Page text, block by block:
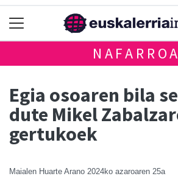
NAFARROA
Egia osoaren bila
dute Mikel
gertukoek
Maialen Huarte Arano 2024ko azaroaren 25a